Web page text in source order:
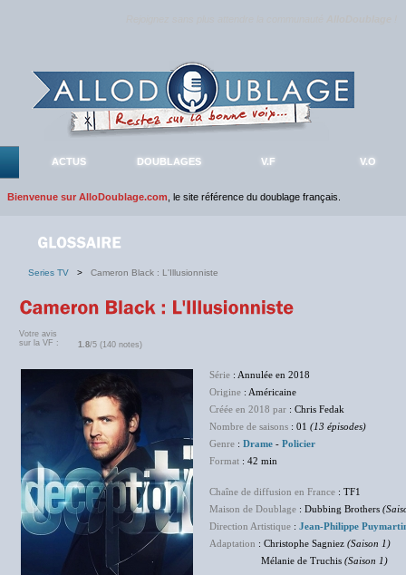
ACTUS DOUBLAGES V.F V.O
Bienvenue sur AlloDoublage.com , le site référence du doublage français.
Series TV > Cameron Black : L'Illusionniste
Votre avis
sur la VF :
1.8/5 (140 notes)
Série : Annulée en 2018
Origine : Américaine
Créée en 2018 par : Chris Fedak
Nombre de saisons : 01 (13 épisodes)
Genre : Drame - Policier
Format : 42 min
Chaîne de diffusion en France : TF1
Maison de Doublage : Dubbing Brothers
Direction Artistique : Jean-Philippe
Adaptation : Christophe Sagniez (Saison 1)
Mélanie de Truchis (Saison 1)